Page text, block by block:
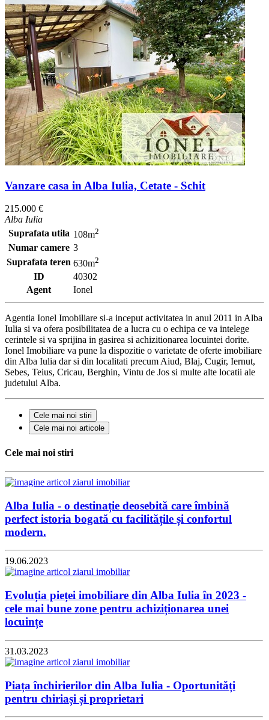
Vanzare casa in Alba Iulia, Cetate - Schit
215.000 €
Alba Iulia
Suprafata utila 108m2
Numar camere 3
Suprafata teren 630m2
ID
40302
Agent
Ionel
Agentia Ionel Imobiliare si-a inceput activitatea in anul 2011 in Alba
Iulia si va ofera posibilitatea de a lucra cu o echipa ce va intelege
cerintele si va sprijina in gasirea si achizitionarea locuintei dorite.
Ionel Imobiliare va pune la dispozitie o varietate de oferte imobiliare
din Alba Iulia dar si din localitati precum Aiud, Blaj, Cugir, Iernut,
Sebes, Teius, Cricau, Berghin, Vintu de Jos si multe alte locatii ale
judetului Alba.
Cele mai noi stiri
Cele mai noi articole
Cele mai noi stiri
Alba Iulia - o destinație deosebită care îmbină
perfect istoria bogată cu facilitățile și confortul
modern.
19.06.2023
Evoluția pieței imobiliare din Alba Iulia în 2023 -
cele mai bune zone pentru achiziționarea unei
locuințe
31.03.2023
Piața închirierilor din Alba Iulia - Oportunități
pentru chiriași și proprietari